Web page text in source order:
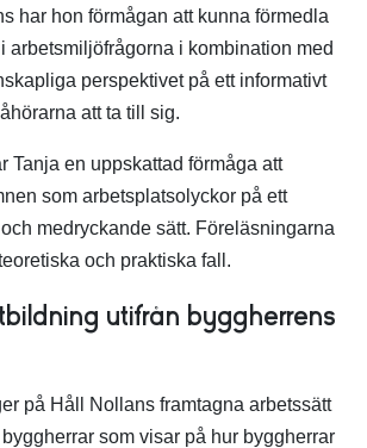
har hon förmågan att kunna förmedla
arbetsmiljöfrågorna i kombination med
perspektivet på ett informativt
att ta till sig.
Tanja en uppskattad förmåga att
som arbetsplatsolyckor på ett
medryckande sätt. Föreläsningarna
och praktiska fall.
utifrån byggherrens
på Håll Nollans framtagna arbetssätt
som visar på hur byggherrar